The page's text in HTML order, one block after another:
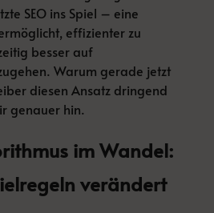
SEO ins Spiel – eine
effizienter zu
besser auf
Warum gerade jetzt
diesen Ansatz dringend
genauer hin.
im Wandel:
verändert